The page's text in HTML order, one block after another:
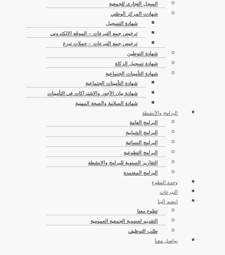
السجل التجاري للجمعية
شهادت المركز الوطني
شهادة التسجيل
ترخيص جمع التبرعات – الموقع الإلكتروني
ترخيص جمع التبرعات – حملات تبرع
شهادة التوطين
شهادة تسجيل الزكاة
شهادة التأمينات الجتماعية
شهادة التأمينات الجتماعية
شهادة بيان الأجور والاشتراكات في التأمينات
شهادة السلامة والصحة المهنية
البرامج والأنشطة
البرامج العامة
البرامج الشبابية
البرامج النسائية
البرامج التطوعية
التقارير السنوية للبرامج والانشطة
البرامج المعتمدة
وحدة التطوع
التبرعات
انضم إلينا
تطوع معنا
التقديم لعضوية الجمعية العمومية
طلب التوظيف
تواصل معنا